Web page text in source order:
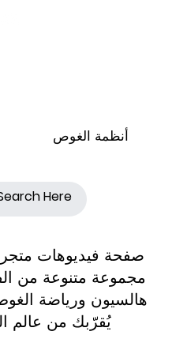
أنظمة الغوص
صفحة فيديوهات
مجموعة متنوعة من
هالسيون ورياضة
يُقرّبك من عالم